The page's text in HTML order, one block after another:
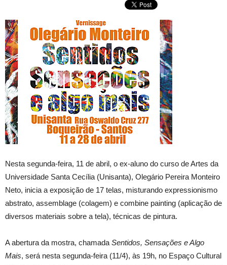
Nesta segunda-feira, 11 de abril, o ex-aluno do curso de Artes da
Universidade Santa Cecília (Unisanta), Olegário Pereira Monteiro
Neto, inicia a exposição de 17 telas, misturando expressionismo
abstrato, assemblage (colagem) e combine painting (aplicação de
diversos materiais sobre a tela), técnicas de pintura.
A abertura da mostra, chamada Sentidos, Sensações e Algo
Mais, será nesta segunda-feira (11/4), às 19h, no Espaço Cultural